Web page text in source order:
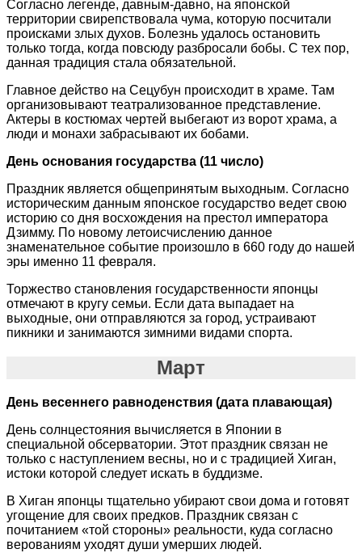
Согласно легенде, давным-давно, на японской
территории свирепствовала чума, которую посчитали
происками злых духов. Болезнь удалось остановить
только тогда, когда повсюду разбросали бобы. С тех пор,
данная традиция стала обязательной.
Главное действо на Сецубун происходит в храме. Там
организовывают театрализованное представление.
Актеры в костюмах чертей выбегают из ворот храма, а
люди и монахи забрасывают их бобами.
День основания государства (11 число)
Праздник является общепринятым выходным. Согласно
историческим данным японское государство ведет свою
историю со дня восхождения на престол императора
Дзимму. По новому летоисчислению данное
знаменательное событие произошло в 660 году до нашей
эры именно 11 февраля.
Торжество становления государственности японцы
отмечают в кругу семьи. Если дата выпадает на
выходные, они отправляются за город, устраивают
пикники и занимаются зимними видами спорта.
Март
День весеннего равноденствия (дата плавающая)
День солнцестояния вычисляется в Японии в
специальной обсерватории. Этот праздник связан не
только с наступлением весны, но и с традицией Хиган,
истоки которой следует искать в буддизме.
В Хиган японцы тщательно убирают свои дома и готовят
угощение для своих предков. Праздник связан с
почитанием «той стороны» реальности, куда согласно
верованиям уходят души умерших людей.